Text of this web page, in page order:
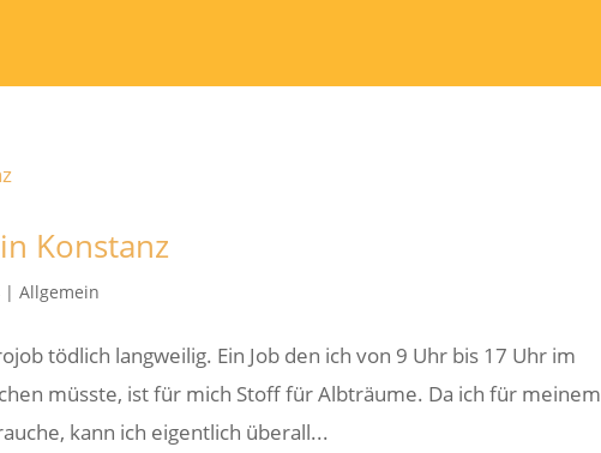
Konstanz
|Allgemein
tödlich langweilig. Ein Job den ich von 9 Uhr bis 17 Uhr im
müsste, ist für mich Stoff für Albträume. Da ich für meinem
kann ich eigentlich überall...